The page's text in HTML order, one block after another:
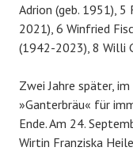
Adrion (geb. 1951),
2021), 6 Winfried
(1942-2023), 8 Willi
Zwei Jahre später,
»Ganterbräu« für
Ende. Am 24.
Wirtin Franziska